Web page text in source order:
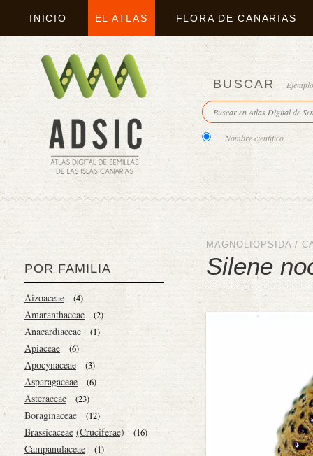
INICIO EL ATLAS FLORA DE CANARIAS
BUSCAR
Nombre científico
POR FAMILIA
Aizoaceae (4)
Amaranthaceae (2)
Anacardiaceae (1)
Apiaceae (6)
Apocynaceae (3)
Asparagaceae (6)
Asteraceae (23)
Boraginaceae (12)
Brassicaceae (Cruciferae) (16)
Campanulaceae (1)
MAGNOLIOPSIDA /
Silene